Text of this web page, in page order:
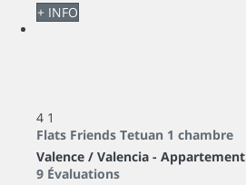
+ INFO
4 1
Flats Friends Tetuan 1 chambre
Valence / Valencia - Appartement
9 Évaluations